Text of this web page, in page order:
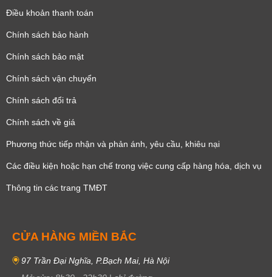
Điều khoản thanh toán
Chính sách bảo hành
Chính sách bảo mật
Chính sách vận chuyển
Chính sách đổi trả
Chính sách về giá
Phương thức tiếp nhận và phản ánh, yêu cầu, khiêu nại
Các điều kiện hoặc hạn chế trong việc cung cấp hàng hóa, dịch vụ
Thông tin các trang TMĐT
CỬA HÀNG MIỀN BẮC
97 Trần Đại Nghĩa, P.Bạch Mai, Hà Nội